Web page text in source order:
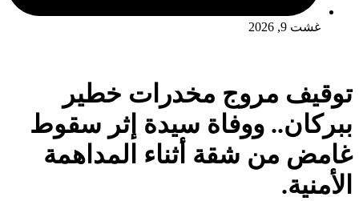
غشت 9, 2026
توقيف مروج مخدرات خطير
ببركان.. ووفاة سيدة إثر سقوط
غامض من شقة أثناء المداهمة
الأمنية.